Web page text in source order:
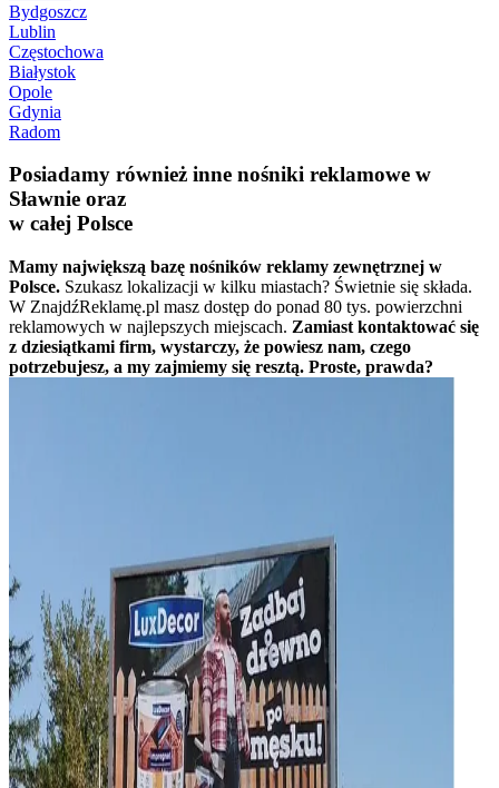
Bydgoszcz
Lublin
Częstochowa
Białystok
Opole
Gdynia
Radom
Posiadamy również inne nośniki reklamowe w
Sławnie oraz
w całej Polsce
Mamy największą bazę nośników reklamy zewnętrznej w
Polsce. Szukasz lokalizacji w kilku miastach? Świetnie się składa.
W ZnajdźReklamę.pl masz dostęp do ponad 80 tys. powierzchni
reklamowych w najlepszych miejscach. Zamiast kontaktować się
z dziesiątkami firm, wystarczy, że powiesz nam, czego
potrzebujesz, a my zajmiemy się resztą. Proste, prawda?